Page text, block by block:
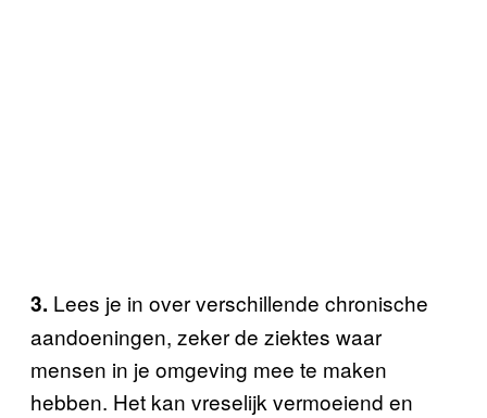
3. Lees je in over verschillende chronische
aandoeningen, zeker de ziektes waar
mensen in je omgeving mee te maken
hebben. Het kan vreselijk vermoeiend en